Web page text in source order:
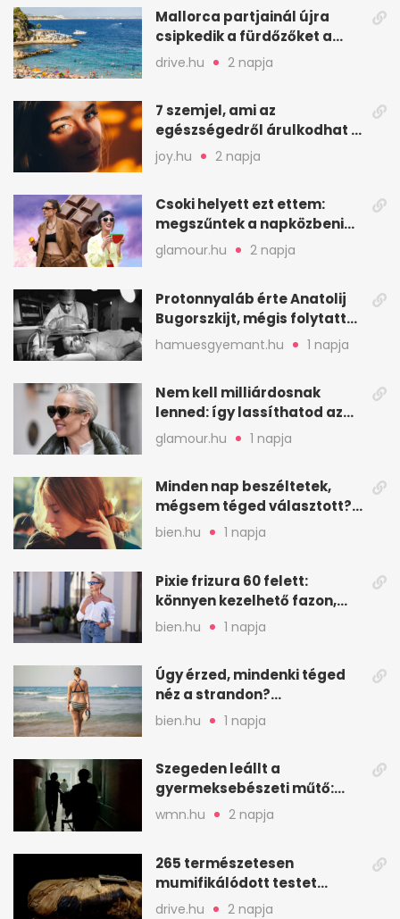
Mallorca partjainál újra
csipkedik a fürdőzőket a
halak a sekély vízben
drive.hu 2 napja
7 szemjel, ami az
egészségedről árulkodhat –
erre figyelj oda
joy.hu 2 napja
Csoki helyett ezt ettem:
megszűntek a napközbeni
nassolási rohamok
glamour.hu 2 napja
Protonnyaláb érte Anatolij
Bugorszkijt, mégis folytatta
a munkát
hamuesgyemant.hu 1 napja
Nem kell milliárdosnak
lenned: így lassíthatod az
öregedést a biológus szerint
glamour.hu 1 napja
Minden nap beszéltetek,
mégsem téged választott?
Ez az érzelmi csapda
bien.hu 1 napja
Pixie frizura 60 felett:
könnyen kezelhető fazon,
ami karaktert ad
bien.hu 1 napja
Úgy érzed, mindenki téged
néz a strandon?
Pszichológusok szerint más
áll a háttérben
bien.hu 1 napja
Szegeden leállt a
gyermeksebészeti műtő:
elfogytak a tartalékok
wmn.hu 2 napja
265 természetesen
mumifikálódott testet
találtak egy váci templom
drive.hu 2 napja